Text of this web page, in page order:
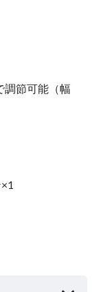
調節可能（幅